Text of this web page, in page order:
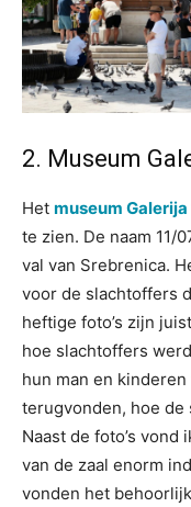
2. Museum
Het museum
te zien. De naam 11/
val van Srebrenica.
voor de slachtoffers
heftige foto’s zijn
hoe slachtoffers
hun man en
terugvonden, hoe de
Naast de foto’s
van de zaal enorm
vonden het